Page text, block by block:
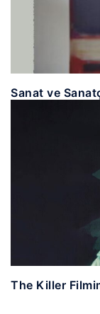
Sanat ve
The Killer